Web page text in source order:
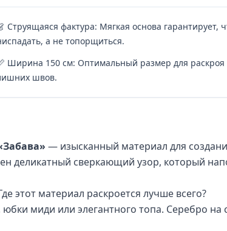
Струящаяся фактура: Мягкая основа гарантирует,
а не топорщиться.
Ширина 150 см: Оптимальный размер для
швов.
— изысканный материал для
деликатный сверкающий узор, который
этот материал раскроется лучше всего?
юбки миди или элегантного топа. Серебро